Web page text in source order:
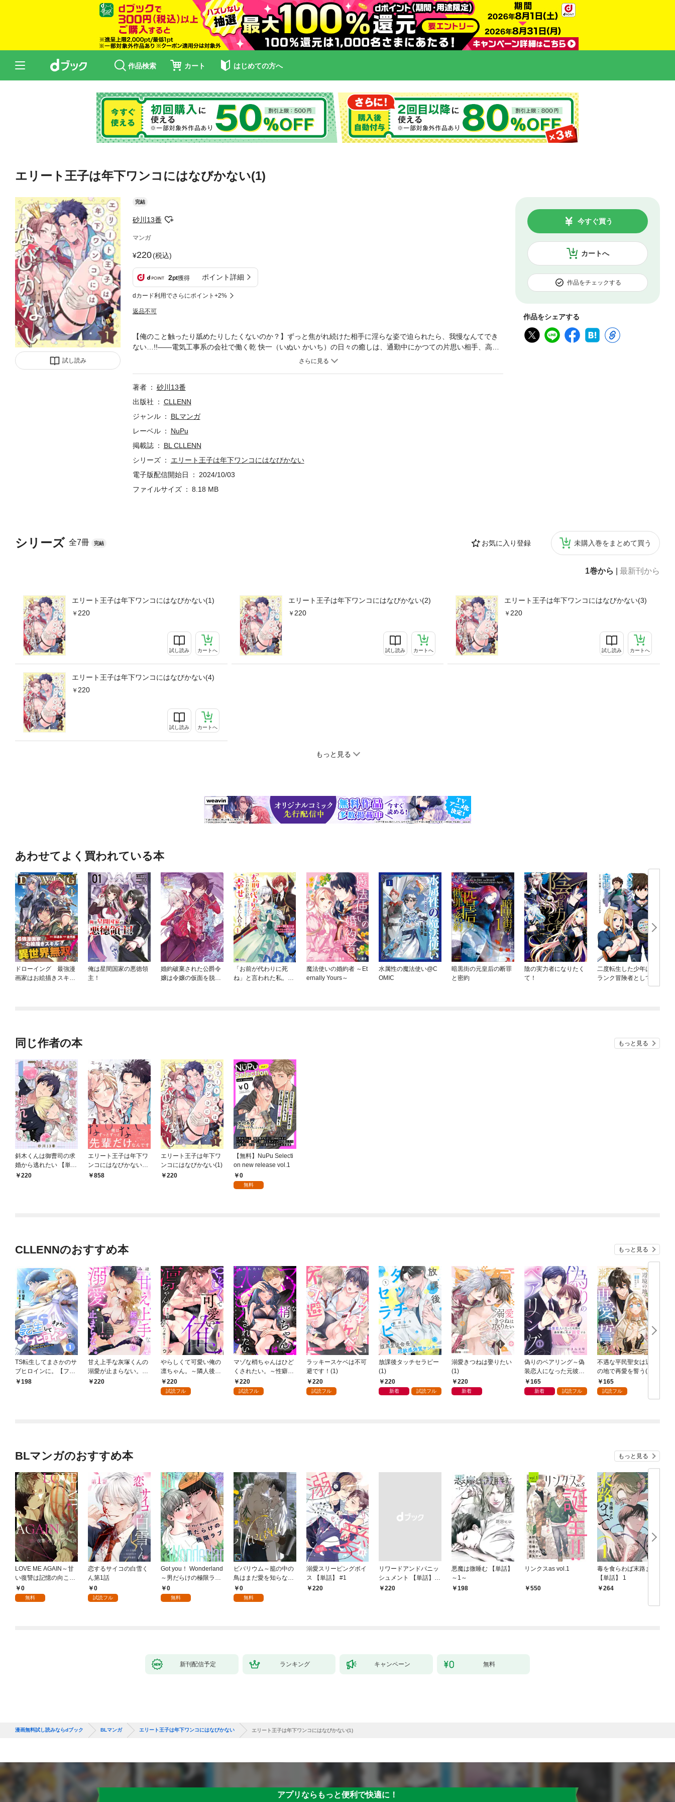
作品検索 カート はじめての方へ
エリート王子は年下ワンコにはなびかない(1)
試し読み
完結
砂川13番
マンガ
220(税込)
2pt獲得 ポイント詳細
dカード利用でさらにポイント+2%
返品不可
カートへ
今すぐ買う
作品をチェックする
作品をシェアする
シリーズ 全7冊 完結 お気に入り登録 未購入巻をまとめて買う
1巻から 最新刊から
エリート王子は年下ワンコにはなびかない(1)
220
試し読み カートへ
エリート王子は年下ワンコにはなびかない(2)
220
試し読み カートへ
エリート王子は年下ワンコにはなびかない(3)
220
試し読み カートへ
エリート王子は年下ワンコにはなびかない(4)
220
試し読み カートへ
もっと見る
【俺のこと触ったり舐めたりしたくないのか？】ずっと焦がれ続けた相手に淫らな姿で迫られたら、我慢なんてでき
ない…!!――電気工事系の会社で働く乾 快一（いぬい かいち）の日々の癒しは、通勤中にかつての片思い相手、高峯
皇志（たかみね こうし）を遠くから眺めること。そんなある日、エアコン修理に向かった先で偶然高峯と再会する。
触らせてくる、高峯の扇情的な姿にドキドキが止まらない！失恋してヤケクソになっているだけだと分かっていて
も、興奮が抑えられず、欲望のまま高峯に覆いかぶさってしまい――!!!?
著者
砂川13番
出版社
CLLENN
ジャンル
BLマンガ
レーベル
NuPu
掲載誌
BL CLLENN
シリーズ
エリート王子は年下ワンコにはなびかない
電子版配信開始日
2024/10/03
ファイルサイズ
8.18 MB
あわせてよく買われている本
ドローイング 最強漫
画家はお絵描きスキル
俺は星間国家の悪徳領
主！
婚約破棄された公爵令
嬢は令嬢の仮面を脱ぎ
「お前が代わりに死
ね」と言われた私。妹
魔法使いの婚約者 ～Et
ernally Yours～
水属性の魔法使い@C
OMIC
暗黒街の元皇后の断罪
と密約
陰の実力者になりたく
て！
二度転生した少年はＳ
ランク冒険者として平
穏に過ごす ～前世が
同じ作者の本 もっと見る
斜木くんは御曹司の求
婚から逃れたい 【単
話】 1話
220
エリート王子は年下ワ
ンコにはなびかない
【コミックス版】
858
エリート王子は年下ワ
ンコにはなびかない(1)
220
【無料】NuPu Selecti
on new release vol.1
0
無料
CLLENNのおすすめ本 もっと見る
TS転生してまさかのサ
ブヒロインに。【フル
カラー】(1)
198
甘え上手な灰塚くんの
溺愛が止まらない。純
情で、健気で…絶倫！
220
やらしくて可愛い俺の
凛ちゃん。～隣人後輩
くんのイキすぎた執着
にハメ堕とされる～(1)
220
試読フル
マゾな梢ちゃんはひど
くされたい。～性癖マ
ッチした後輩と欲望の
ままにセックスしたら
220
試読フル
ラッキースケベは不可
避です！(1)
220
試読フル
放課後タッチセラピー
(1)
220
新着 試読フル
溺愛きつねは娶りたい
(1)
220
新着
偽りのペアリング～偽
装恋人になった元彼は
過保護に私を溺愛する
～(1)
165
新着 試読フル
不遇な平民聖女は辺境
の地で再愛を誓う(1)
165
試読フル
BLマンガのおすすめ本 もっと見る
LOVE ME AGAIN～甘
い復讐は記憶の向こう
側～(1)
0
無料
恋するサイコの白雪く
ん第1話
0
試読フル
Got you！ Wonderland
～男だらけの極限ラブ
～(1)
0
無料
ビバリウム～籠の中の
鳥はまだ愛を知らない
【全年齢版】(1)
0
無料
溺愛スリーピングボイ
ス 【単話】 #1
220
リワードアンドパニッ
シュメント 【単話】
第1話
￥220
悪魔は微睡む 【単話】
～1～
198
リンクスas vol.1
550
毒を食らわば末路まで
【単話】 1
264
新刊配信予定 ランキング キャンペーン 無料
漫画無料試し読みならdブック BLマンガ エリート王子は年下ワンコにはなびかない エリート王子は年下ワンコにはなびかない(1)
アプリならもっと便利で快適に！